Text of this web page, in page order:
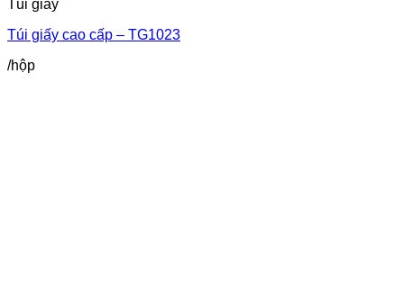
Túi giấy
Túi giấy cao cấp – TG1023
/hộp